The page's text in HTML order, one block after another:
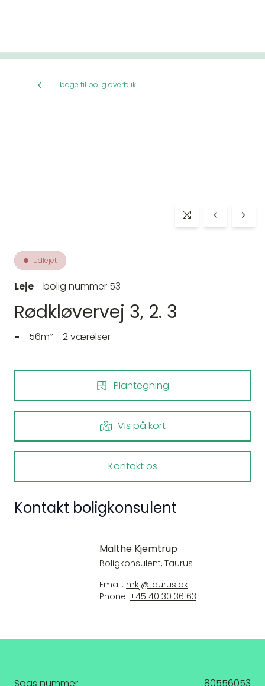
Tilbage til bolig overblik
Udlejet
Leje bolig nummer 53
Rødkløvervej 3, 2. 3
- 56m² 2 værelser
Plantegning
Vis på kort
Kontakt os
Kontakt boligkonsulent
Malthe Kjemtrup
Boligkonsulent, Taurus
Email: mkj@taurus.dk
Phone: +45 40 30 36 63
Sags nummer 80556053